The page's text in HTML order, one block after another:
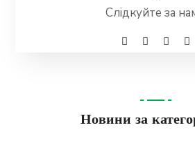
Слідкуйте за
Новини за